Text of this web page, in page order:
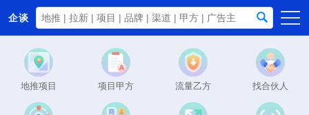
企谈
首页
商务资源
资讯动态
地推项目 项目甲方 流量乙方 找合伙人